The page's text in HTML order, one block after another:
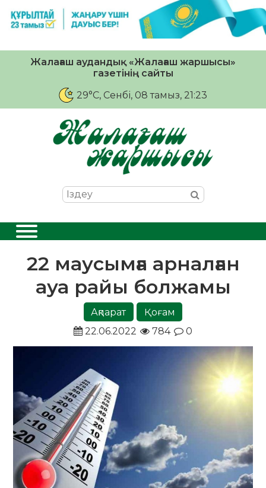
Жалағаш аудандық «Жалағаш жаршысы»
газетінің сайты
29°C, Сенбі, 08 тамыз, 21:23
22 маусымға арналған
ауа райы болжамы
Ақпарат
Қоғам
22.06.2022
784 0